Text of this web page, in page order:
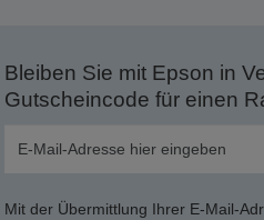
Bleiben Sie mit Epson in
Gutscheincode für einen
Mit der Übermittlung Ihrer E-Mail-